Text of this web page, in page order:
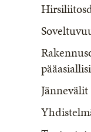
Jännevälit